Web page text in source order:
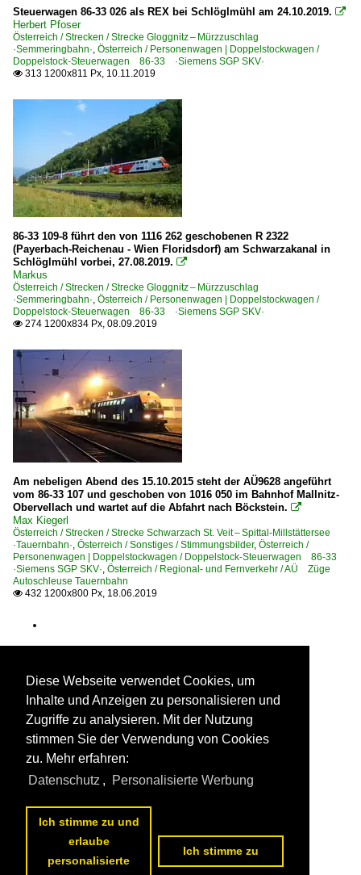
Steuerwagen 86-33 026 als REX bei Schlöglmühl am 24.10.2019. 
Herbert Pfoser
Österreich / Strecken / Strecke Gloggnitz – Mürzzuschlag
·Semmeringbahn·, Österreich / Personenwagen | Doppelstockwagen /
Doppelstock-Steuerwagen 86-33 ·Siemens SGP SKV·
 313 1200x811 Px, 10.11.2019
86-33 109-8 führt den von 1116 262 geschobenen R 2322
(Payerbach-Reichenau - Wien Floridsdorf) am Schwarzakanal in
Schlöglmühl vorbei, 27.08.2019. 
Markus
Österreich / Strecken / Strecke Gloggnitz – Mürzzuschlag
·Semmeringbahn·, Österreich / Personenwagen | Doppelstockwagen /
Doppelstock-Steuerwagen 86-33 ·Siemens SGP SKV·
 274 1200x834 Px, 08.09.2019
Am nebeligen Abend des 15.10.2015 steht der AÜ9628 angeführt
vom 86-33 107 und geschoben von 1016 050 im Bahnhof Mallnitz-
Obervellach und wartet auf die Abfahrt nach Böckstein. 
Max Kiegerl
Österreich / Strecken / Strecke Schwarzach St. Veit – Spittal-Millstättersee
·Tauernbahn·, Österreich / Sonstiges / Stimmungsbilder, Österreich /
Personenwagen | Doppelstockwagen / Doppelstock-Steuerwagen 86-33
·Siemens SGP SKV·, Österreich / Regional- und Fernverkehr / AÜ Züge
Autoschleuse Tauernbahn
 432 1200x800 Px, 18.06.2019
Diese Webseite verwendet Cookies, um
Inhalte und Anzeigen zu personalisieren und
Zugriffe zu analysieren. Mit der Nutzung
stimmen Sie der Verwendung von Cookies
zu. Mehr erfahren:
Datenschutz , Personalisierte Werbung
Ich stimme zu und
erlaube
personalisierte
Ich stimme zu